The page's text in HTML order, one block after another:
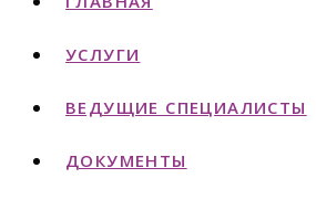
УСЛУГИ
ВЕДУЩИЕ СПЕЦИАЛИСТЫ
ДОКУМЕНТЫ